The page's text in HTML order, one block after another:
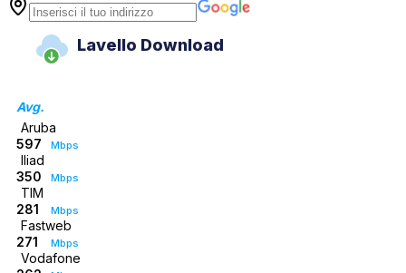
Lavello Download
Avg.
Aruba
597
Mbps
Iliad
350
Mbps
TIM
281
Mbps
Fastweb
271
Mbps
Vodafone